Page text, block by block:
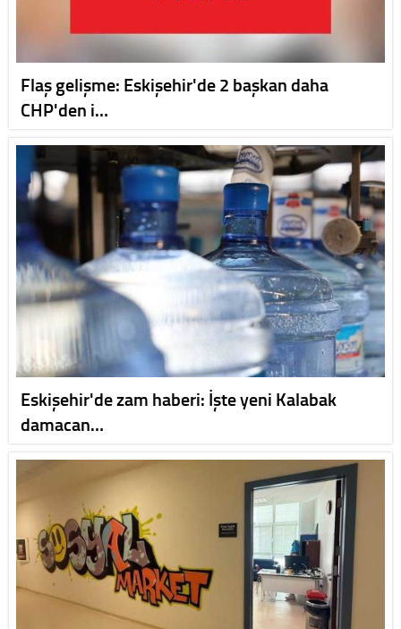
Flaş gelişme: Eskişehir'de 2 başkan daha
CHP'den i…
Eskişehir'de zam haberi: İşte yeni Kalabak
damacan…